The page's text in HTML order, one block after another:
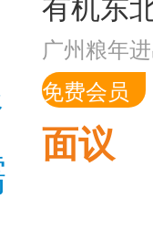
广州粮年
免费会员
面议